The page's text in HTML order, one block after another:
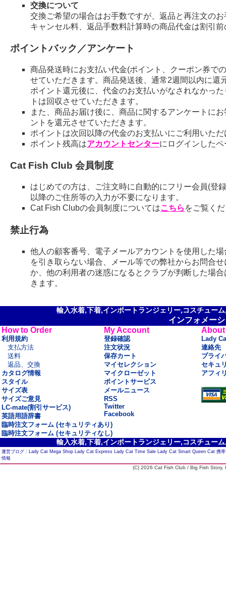
交換について
交換ご希望の場合はお手数ですが、返品と再注文の
キャンセル料、返品手数料計算時の商品代金は割引
ポイントバック／アンケート
商品発送時にお支払い代金(ポイント、クーポン券で
せていただきます。商品発送後、通常2週間以内に還
ポイント還元後に、代金のお支払いがなされなかっ
トは回収させていただきます。
また、商品お届け後に、商品に関するアンケートに
ントを還元させていただきます。
ポイントは次回以降の代金のお支払いにご利用いた
ポイント残高はアカウントセンターにログインした
Cat Fish Club 会員制度
はじめての方は、ご注文時に自動的にフリー会員(登
以降のご住所等の入力が不要になります。
Cat Fish Clubの会員制度についてはこちら をご覧く
禁止行為
他人の顧客番号、電子メールアカウントを使用した
を引き取らない場合、メール等での弊社からお問合
か、他の利用者の迷惑になるとクラブが判断した場
きます。
輸入水着,下着,インポートランジェリー,コスチュー
インフォメー
How to Order
利用規約
支払方法
送料
返品、交換
カタログ情報
スタイル
サイズ表
サイズご意見
LC-mate(割引サービス)
英語用語辞書
My Account
登録確認
注文状況
保存カート
マイセレクション
マイクローゼット
ポイントサービス
メールニュース
RSS
Twitter
Facebook
About
Lady
連絡先
プライ
セキュ
アフィ
臨時注文フォーム (セキュリティあり)
臨時注文フォーム (セキュリティなし)
輸入水着,下着,インポートランジェリー,コスチュー
運営ブログ : Lady Cat Mega Shop Lady Cat Express Lady Cat Time Sale Lady Cat Smart Queen Cat 携
情報
(C) 2026 Cat Fish Club / Big Fish Story,